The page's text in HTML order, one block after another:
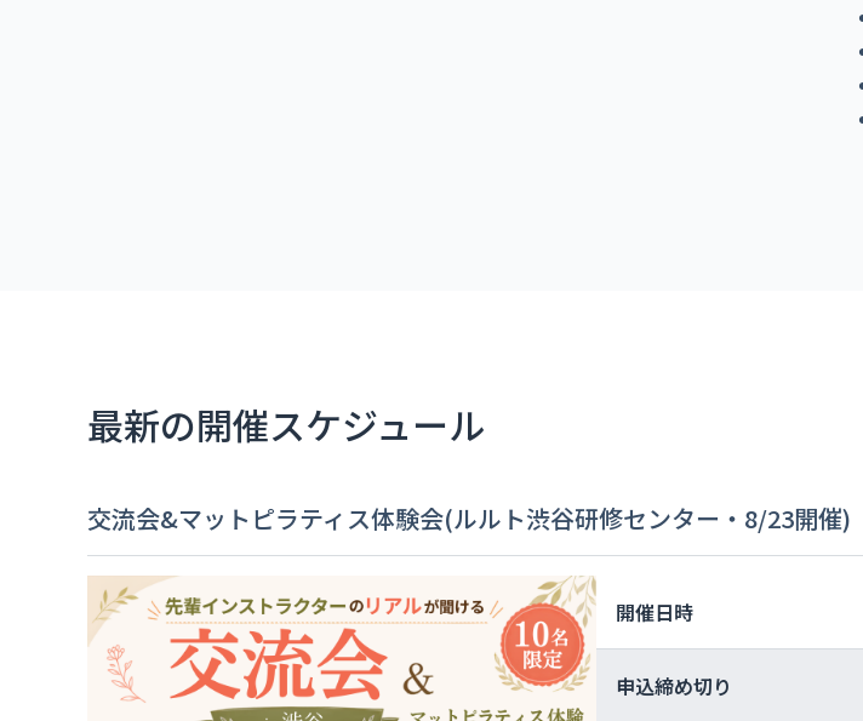
最新の開催スケジュール
交流会&マットピラティス体験会(ルルト渋谷研修センター・8/23開催)
開催日時
申込締め切り